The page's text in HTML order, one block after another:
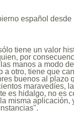
español
tiene un valor
por
manos a modo
otro, tiene que
buenos al plazo
maravedíes,
es hidalgo, no es
misma aplicación,